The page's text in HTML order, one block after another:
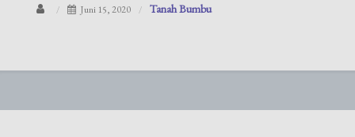
Juni 15, 2020 Tanah Bumbu